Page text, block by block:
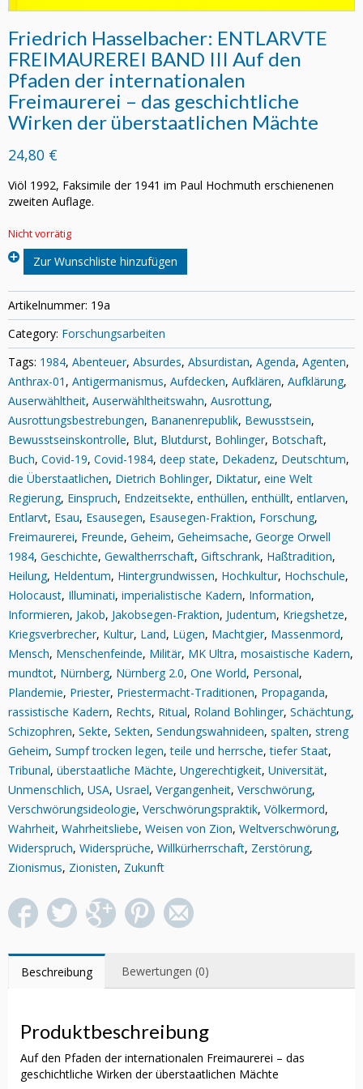
Friedrich Hasselbacher: ENTLARVTE
FREIMAUREREI BAND III Auf den
Pfaden der internationalen
Freimaurerei – das geschichtliche
Wirken der überstaatlichen Mächte
24,80 €
Viöl 1992, Faksimile der 1941 im Paul Hochmuth erschienenen
zweiten Auflage.
Nicht vorrätig
Zur Wunschliste hinzufügen
Artikelnummer: 19a
Category: Forschungsarbeiten
Tags: 1984, Abenteuer, Absurdes, Absurdistan, Agenda, Agenten,
Anthrax-01 , Antigermanismus, Aufdecken, Aufklären, Aufklärung,
Auserwähltheit, Auserwähltheitswahn, Ausrottung,
Ausrottungsbestrebungen, Bananenrepublik, Bewusstsein,
Bewusstseinskontrolle, Blut, Blutdurst, Bohlinger, Botschaft,
Buch, Covid-19, Covid-1984, deep state, Dekadenz, Deutschtum,
die Überstaatlichen, Dietrich Bohlinger, Diktatur, eine Welt
Regierung, Einspruch, Endzeitsekte, enthüllen, enthüllt, entlarven,
Entlarvt, Esau, Esausegen, Esausegen-Fraktion, Forschung,
Freimaurerei, Freunde, Geheim, Geheimsache, George Orwell
1984, Geschichte, Gewaltherrschaft, Giftschrank, Haßtradition,
Heilung, Heldentum, Hintergrundwissen, Hochkultur, Hochschule,
Holocaust, Illuminati, imperialistische Kadern, Information,
Informieren, Jakob, Jakobsegen-Fraktion, Judentum, Kriegshetze,
Kriegsverbrecher, Kultur, Land, Lügen, Machtgier, Massenmord,
Mensch, Menschenfeinde, Militär, MK Ultra, mosaistische Kadern,
mundtot, Nürnberg, Nürnberg 2.0, One World, Personal,
Plandemie, Priester, Priestermacht-Traditionen, Propaganda,
rassistische Kadern, Rechts, Ritual, Roland Bohlinger, Schächtung,
Schizophren, Sekte, Sekten, Sendungswahnideen, spalten, streng
Geheim, Sumpf trocken legen,teile und herrsche,tiefer Staat,
Tribunal, überstaatliche Mächte, Ungerechtigkeit, Universität,
Unmenschlich, USA, Usrael, Vergangenheit, Verschwörung,
Verschwörungsideologie, Verschwörungspraktik, Völkermord,
Wahrheit, Wahrheitsliebe, Weisen von Zion, Weltverschwörung,
Widerspruch, Widersprüche, Willkürherrschaft, Zerstörung,
Zionismus, Zionisten, Zukunft
Beschreibung Bewertungen (0)
Produktbeschreibung
Auf den Pfaden der internationalen Freimaurerei – das
geschichtliche Wirken der überstaatlichen Mächte